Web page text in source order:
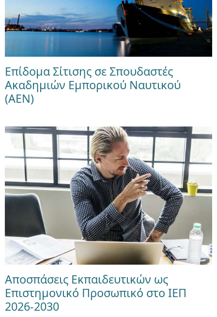
Επίδομα Σίτισης σε Σπουδαστές
Ακαδημιών Εμπορικού Ναυτικού
(ΑΕΝ)
Αποσπάσεις Εκπαιδευτικών ως
Επιστημονικό Προσωπικό στο ΙΕΠ
2026-2030